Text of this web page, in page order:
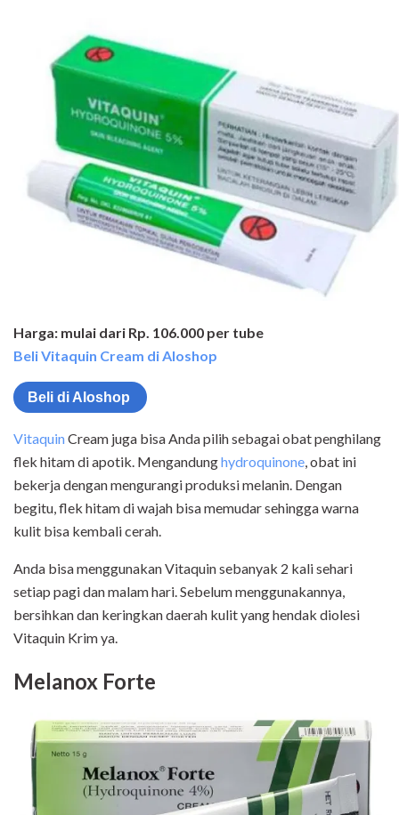
Harga: mulai dari Rp. 106.000 per tube
Beli Vitaquin Cream di Aloshop
Beli di Aloshop
VitaquinCream juga bisa Anda pilih sebagai obat penghilang
flek hitam di apotik. Mengandunghydroquinone, obat ini
bekerja dengan mengurangi produksi melanin. Dengan
begitu, flek hitam di wajah bisa memudar sehingga warna
kulit bisa kembali cerah.
Anda bisa menggunakan Vitaquin sebanyak 2 kali sehari
setiap pagi dan malam hari. Sebelum menggunakannya,
bersihkan dan keringkan daerah kulit yang hendak diolesi
Vitaquin Krim ya.
Melanox Forte